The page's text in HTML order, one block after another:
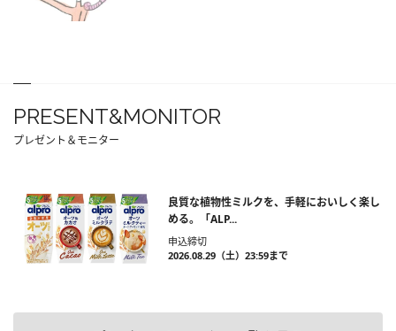
PRESENT&MONITOR
プレゼント＆モニター
良質な植物性ミルクを、手軽においしく楽し
める。「ALP...
申込締切
2026.08.29（土）23:59まで